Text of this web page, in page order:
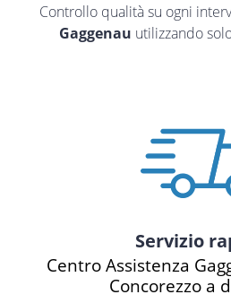
Controllo qualità su ogni
Gaggenau utilizzando
Servizio
Centro Assistenza
Concorezzo a